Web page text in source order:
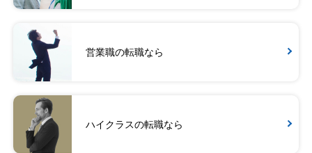
営業職の転職なら
ハイクラスの転職なら